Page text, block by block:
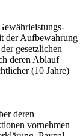
der Aufbewahrung
gesetzlichen
deren Ablauf
(10 Jahre)
deren
vornehmen